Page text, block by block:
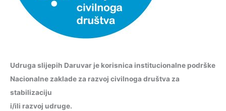
Udruga slijepih Daruvar je korisnica institucionalne podrške
Nacionalne zaklade za razvoj civilnoga društva za
stabilizaciju
i/ili razvoj udruge.